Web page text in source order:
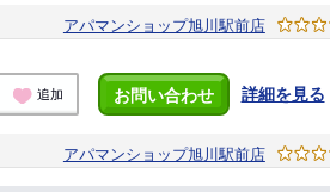
アパマンショップ旭川駅前店
追加 お問い合わせ 詳細を見る
アパマンショップ旭川駅前店